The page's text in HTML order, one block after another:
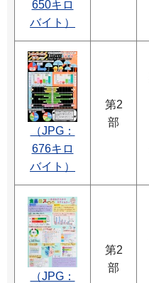
650キロ
バイト）
（JPG：
676キロ
バイト）
第2
部
（JPG：
第2
部